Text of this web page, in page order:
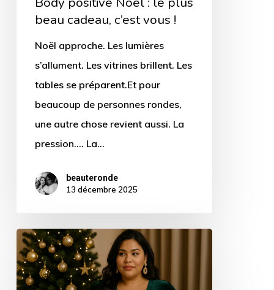
beau cadeau, c’est vous !
Noël approche. Les lumières
s’allument. Les vitrines brillent. Les
tables se préparent.Et pour
beaucoup de personnes rondes,
une autre chose revient aussi. La
pression.... La…
beauteronde
13 décembre 2025
Quels
sont
les